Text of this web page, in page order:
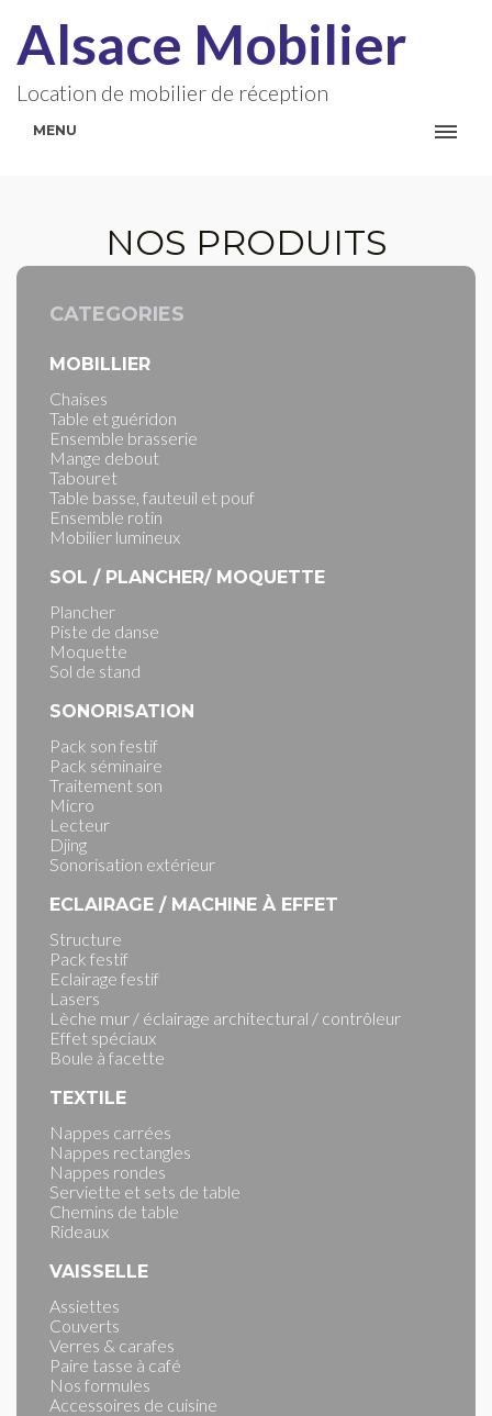
Alsace Mobilier
Location de mobilier de réception
MENU
NOS PRODUITS
CATEGORIES
MOBILLIER
Chaises
Table et guéridon
Ensemble brasserie
Mange debout
Tabouret
Table basse, fauteuil et pouf
Ensemble rotin
Mobilier lumineux
SOL / PLANCHER/ MOQUETTE
Plancher
Piste de danse
Moquette
Sol de stand
SONORISATION
Pack son festif
Pack séminaire
Traitement son
Micro
Lecteur
Djing
Sonorisation extérieur
ECLAIRAGE / MACHINE À EFFET
Structure
Pack festif
Eclairage festif
Lasers
Lèche mur / éclairage architectural / contrôleur
Effet spéciaux
Boule à facette
TEXTILE
Nappes carrées
Nappes rectangles
Nappes rondes
Serviette et sets de table
Chemins de table
Rideaux
VAISSELLE
Assiettes
Couverts
Verres & carafes
Paire tasse à café
Nos formules
Accessoires de cuisine